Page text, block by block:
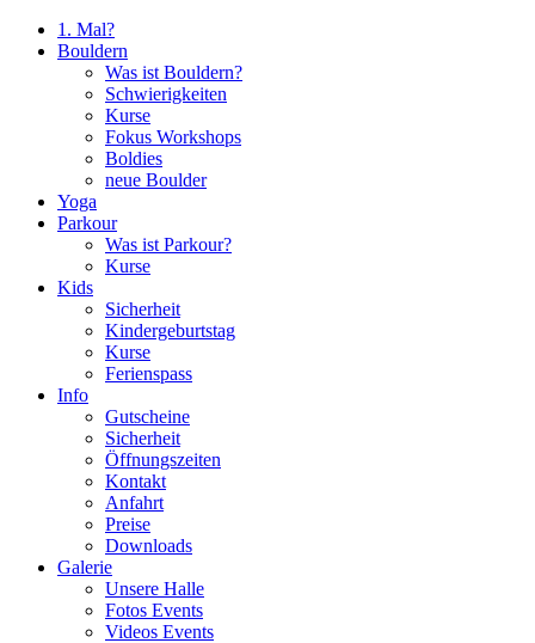
1. Mal?
Bouldern
Was ist Bouldern?
Schwierigkeiten
Kurse
Fokus Workshops
Boldies
neue Boulder
Yoga
Parkour
Was ist Parkour?
Kurse
Kids
Sicherheit
Kindergeburtstag
Kurse
Ferienspass
Info
Gutscheine
Sicherheit
Öffnungszeiten
Kontakt
Anfahrt
Preise
Downloads
Galerie
Unsere Halle
Fotos Events
Videos Events